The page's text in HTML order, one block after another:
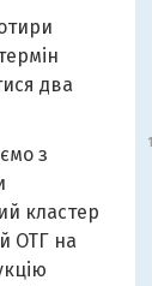
два
з
кластер
ОТГ на